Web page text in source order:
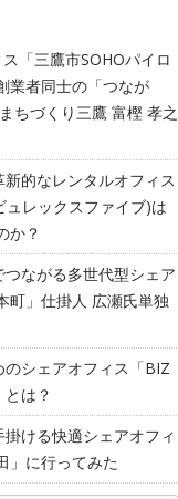
「三鷹市SOHOパイロ
業者同士の「つなが
ちづくり三鷹 富樫 孝之
新的なレンタルオフィス
ュレックスファイブ)は
か？
ながる多世代型シェア
町」仕掛人 広瀬氏単独
シェアオフィス「BIZ
は？
ける快適シェアオフィ
」に行ってみた